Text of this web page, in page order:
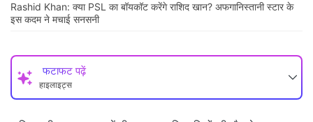
Rashid Khan: क्या PSL का बॉयकॉट करेंगे राशिद खान? अफगानिस्तानी स्टार के
इस कदम ने मचाई सनसनी
फटाफट पढ़ें
हाइलाइट्स